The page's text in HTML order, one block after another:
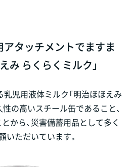
タッチメントでますま
み らくらくミルク」
児用液体ミルク「明治ほほえみ
性の高いスチール缶であること、
から、災害備蓄用品として多く
いただいています。